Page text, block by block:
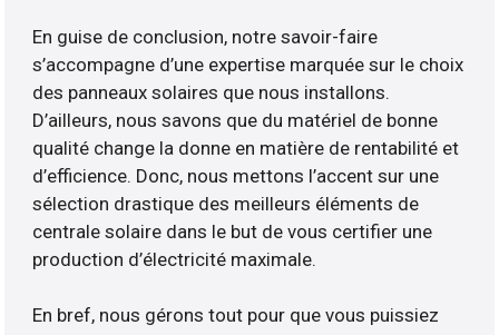
En guise de conclusion, notre savoir-faire
s’accompagne d’une expertise marquée sur le choix
des panneaux solaires que nous installons.
D’ailleurs, nous savons que du matériel de bonne
qualité change la donne en matière de rentabilité et
d’efficience. Donc, nous mettons l’accent sur une
sélection drastique des meilleurs éléments de
centrale solaire dans le but de vous certifier une
production d’électricité maximale.
En bref, nous gérons tout pour que vous puissiez